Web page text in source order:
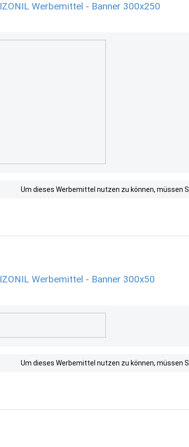
IZONIL Werbemittel - Banner 300x250
Um dieses Werbemittel nutzen zu können, müssen
IZONIL Werbemittel - Banner 300x50
Um dieses Werbemittel nutzen zu können, müssen